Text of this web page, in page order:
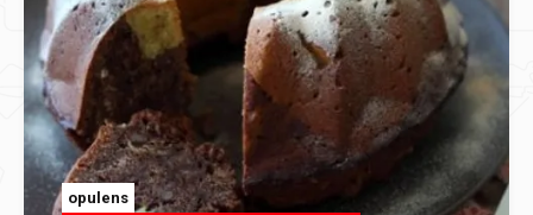
opulens